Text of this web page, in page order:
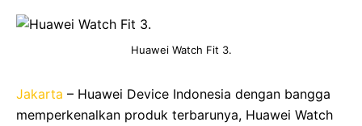
Huawei Watch Fit 3.
Jakarta – Huawei Device Indonesia dengan bangga
memperkenalkan produk terbarunya, Huawei Watch